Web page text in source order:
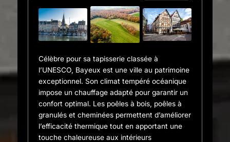
Célèbre pour sa tapisserie classée à
l’UNESCO, Bayeux est une ville au patrimoine
exceptionnel. Son climat tempéré océanique
impose un chauffage adapté pour garantir un
confort optimal. Les poêles à bois, poêles à
granulés et cheminées permettent d’améliorer
l’efficacité thermique tout en apportant une
touche chaleureuse aux intérieurs